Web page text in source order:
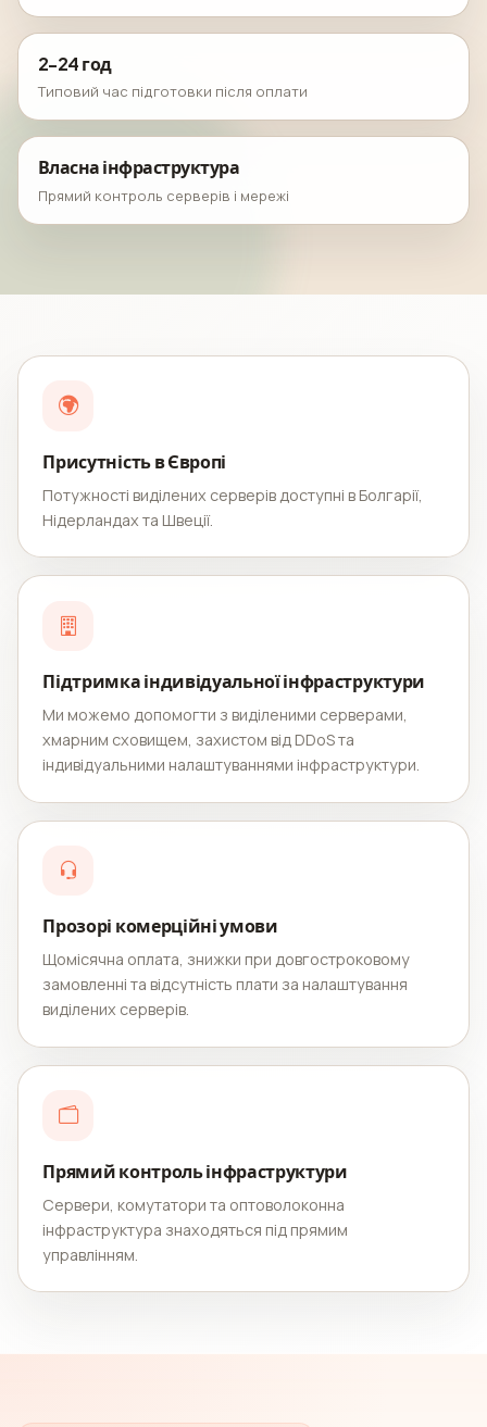
2-24 год
Типовий час підготовки після оплати
Власна інфраструктура
Прямий контроль серверів і мережі
Присутність в Європі
Потужності виділених серверів доступні в Болгарії,
Нідерландах та Швеції.
Підтримка індивідуальної інфраструктури
Ми можемо допомогти з виділеними серверами,
хмарним сховищем, захистом від DDoS та
індивідуальними налаштуваннями інфраструктури.
Прозорі комерційні умови
Щомісячна оплата, знижки при довгостроковому
замовленні та відсутність плати за налаштування
виділених серверів.
Прямий контроль інфраструктури
Сервери, комутатори та оптоволоконна
інфраструктура знаходяться під прямим
управлінням.